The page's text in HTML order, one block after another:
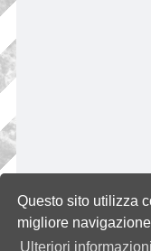
Questo sito utilizza
migliore
Ulteriori informazioni